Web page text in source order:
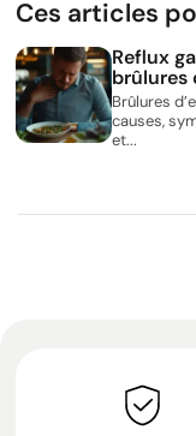
Ces articles
Reflux
brûlures
Brûlures
causes,
et...